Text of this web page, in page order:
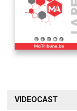
VIDEOCAST